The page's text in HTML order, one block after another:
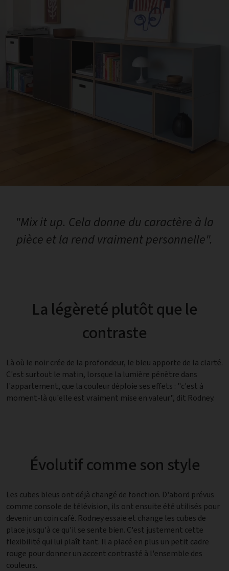
"Mix it up. Cela donne du caractère à la
pièce et la rend vraiment personnelle".
La légèreté plutôt que le
contraste
Là où le noir crée de la profondeur, le bleu apporte de la clarté.
C'est surtout le matin, lorsque la lumière pénètre dans
l'appartement, que la couleur déploie ses effets : "c'est à
moment-là qu'elle est vraiment mise en valeur", dit Rodney.
Évolutif comme son style
Les cubes bleus ont déjà changé de fonction. D'abord prévus
comme console de télévision, ils ont ensuite été utilisés pour
devenir un coin café. Rodney essaie et change les cubes de
place jusqu'à ce qu'il se sente bien. C'est justement cette
flexibilité qui lui plaît tant. Il a placé en plus un petit cadre
rouge pour donner un accent contrasté à l'ensemble des
couleurs.